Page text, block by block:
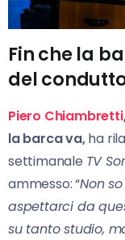
Fin che la
del
Piero Chiambretti
la barca va,ha
settimanale TV
ammesso: “Non
aspettarci da
su tanto studio,